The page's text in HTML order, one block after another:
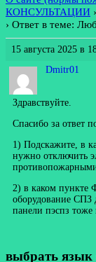
КОНСУЛЬТАЦИИ ›
› Ответ в теме:
15 августа 2025 в
Dmitr01
Здравствуйте.
Спасибо за ответ
1) Подскажите, в
нужно отключить
2) в каком пункте
оборудование
панели пэспз
выбрать язык